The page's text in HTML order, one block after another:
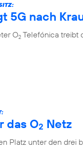
5G nach
O2 Telefónica treibt
das O2 Netz
Platz unter den drei